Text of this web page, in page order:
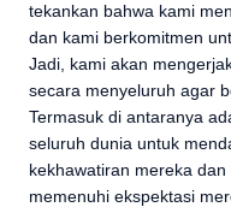
tekankan bahwa kami
dan kami berkomitmen
Jadi, kami akan
secara menyeluruh agar
Termasuk di antaranya
seluruh dunia untuk
kekhawatiran mereka
memenuhi ekspektasi